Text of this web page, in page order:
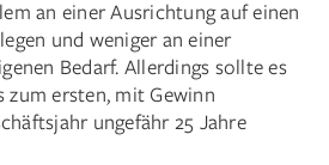
an einer Ausrichtung auf einen
und weniger an einer
Bedarf. Allerdings sollte es
zum ersten, mit Gewinn
ungefähr 25 Jahre